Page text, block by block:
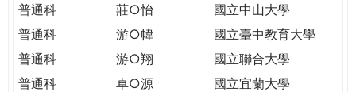
普通科
莊○怡
國立中山大學
普通科
游○幃
國立臺中教育大學
普通科
游○翔
國立聯合大學
普通科
卓○源
國立宜蘭大學